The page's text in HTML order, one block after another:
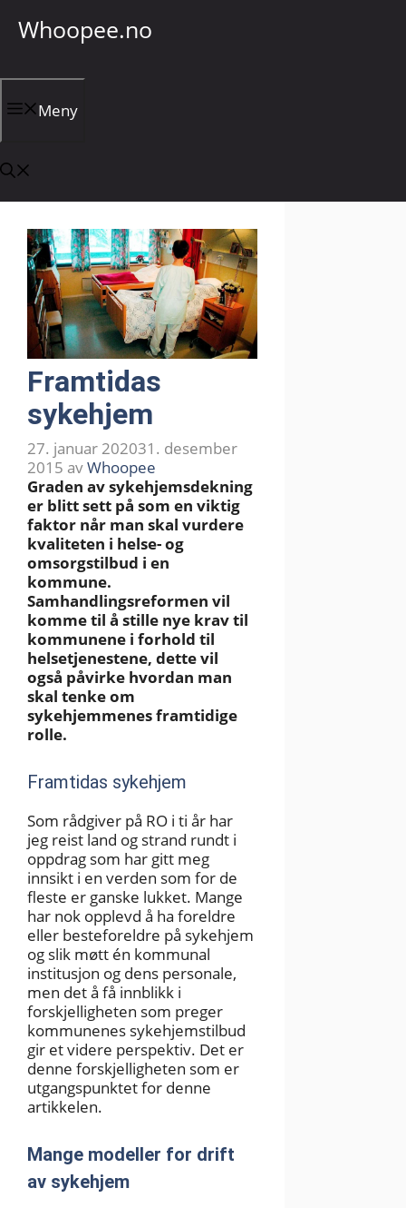
Whoopee.no
Meny
Framtidas
sykehjem
27. januar 202031. desember
2015 avWhoopee
Graden av sykehjemsdekning
er blitt sett på som en viktig
faktor når man skal vurdere
kvaliteten i helse- og
omsorgstilbud i en
kommune.
Samhandlingsreformen vil
komme til å stille nye krav til
kommunene i forhold til
helsetjenestene, dette vil
også påvirke hvordan man
skal tenke om
sykehjemmenes framtidige
rolle.
Framtidas sykehjem
Som rådgiver på RO i ti år har
jeg reist land og strand rundt i
oppdrag som har gitt meg
innsikt i en verden som for de
fleste er ganske lukket. Mange
har nok opplevd å ha foreldre
eller besteforeldre på sykehjem
og slik møtt én kommunal
institusjon og dens personale,
men det å få innblikk i
forskjelligheten som preger
kommunenes sykehjemstilbud
gir et videre perspektiv. Det er
denne forskjelligheten som er
utgangspunktet for denne
artikkelen.
Mange modeller for drift
av sykehjem